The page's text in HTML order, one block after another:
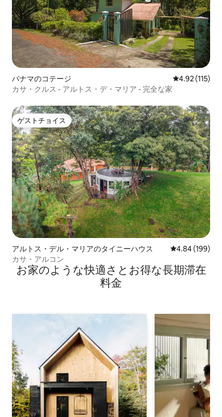
パナマのコテージ レビュー115
4.92 (115)
カサ・クルス - アルトス・デ・マリア - 完全な家
ゲストチョイス
ゲストチョイス
アルトス・デル・マリアのタイニーハウス レビュー199
4.84 (199)
カサ・アルコン
お家のような快⁠適⁠さ⁠とお⁠得⁠な長⁠期⁠滞⁠在
料⁠金